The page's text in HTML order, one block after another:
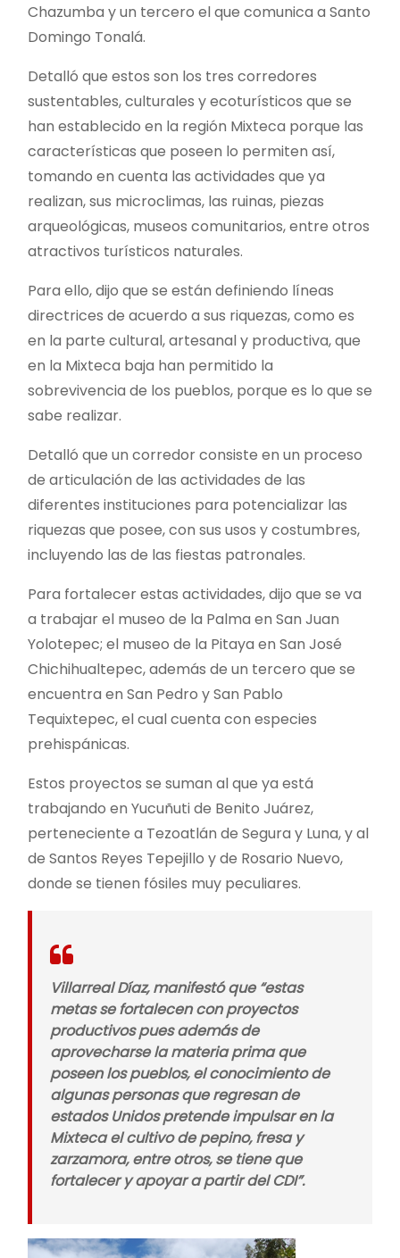
Chazumba y un tercero el que comunica a Santo
Domingo Tonalá.
Detalló que estos son los tres corredores
sustentables, culturales y ecoturísticos que se
han establecido en la región Mixteca porque las
características que poseen lo permiten así,
tomando en cuenta las actividades que ya
realizan, sus microclimas, las ruinas, piezas
arqueológicas, museos comunitarios, entre otros
atractivos turísticos naturales.
Para ello, dijo que se están definiendo líneas
directrices de acuerdo a sus riquezas, como es
en la parte cultural, artesanal y productiva, que
en la Mixteca baja han permitido la
sobrevivencia de los pueblos, porque es lo que se
sabe realizar.
Detalló que un corredor consiste en un proceso
de articulación de las actividades de las
diferentes instituciones para potencializar las
riquezas que posee, con sus usos y costumbres,
incluyendo las de las fiestas patronales.
Para fortalecer estas actividades, dijo que se va
a trabajar el museo de la Palma en San Juan
Yolotepec; el museo de la Pitaya en San José
Chichihualtepec, además de un tercero que se
encuentra en San Pedro y San Pablo
Tequixtepec, el cual cuenta con especies
prehispánicas.
Estos proyectos se suman al que ya está
trabajando en Yucuñuti de Benito Juárez,
perteneciente a Tezoatlán de Segura y Luna, y al
de Santos Reyes Tepejillo y de Rosario Nuevo,
donde se tienen fósiles muy peculiares.
Villarreal Díaz, manifestó que “estas
metas se fortalecen con proyectos
productivos pues además de
aprovecharse la materia prima que
poseen los pueblos, el conocimiento de
algunas personas que regresan de
estados Unidos pretende impulsar en la
Mixteca el cultivo de pepino, fresa y
zarzamora, entre otros, se tiene que
fortalecer y apoyar a partir del CDI”.